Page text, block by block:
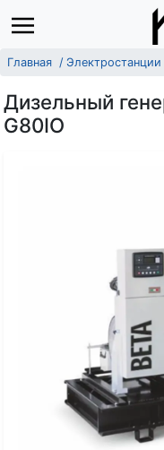
Главная Электростанции
Дизельный
G80IO